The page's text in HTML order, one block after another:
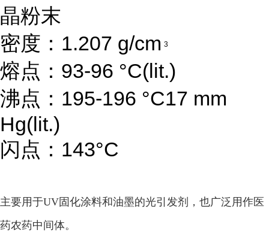
晶粉末
密度：1.207 g/cm 3
熔点：93-96 °C(lit.)
沸点：195-196 °C17 mm
Hg(lit.)
闪点：143°C
主要用于UV固化涂料和油墨的光引发剂，也广泛用作医
药农药中间体。